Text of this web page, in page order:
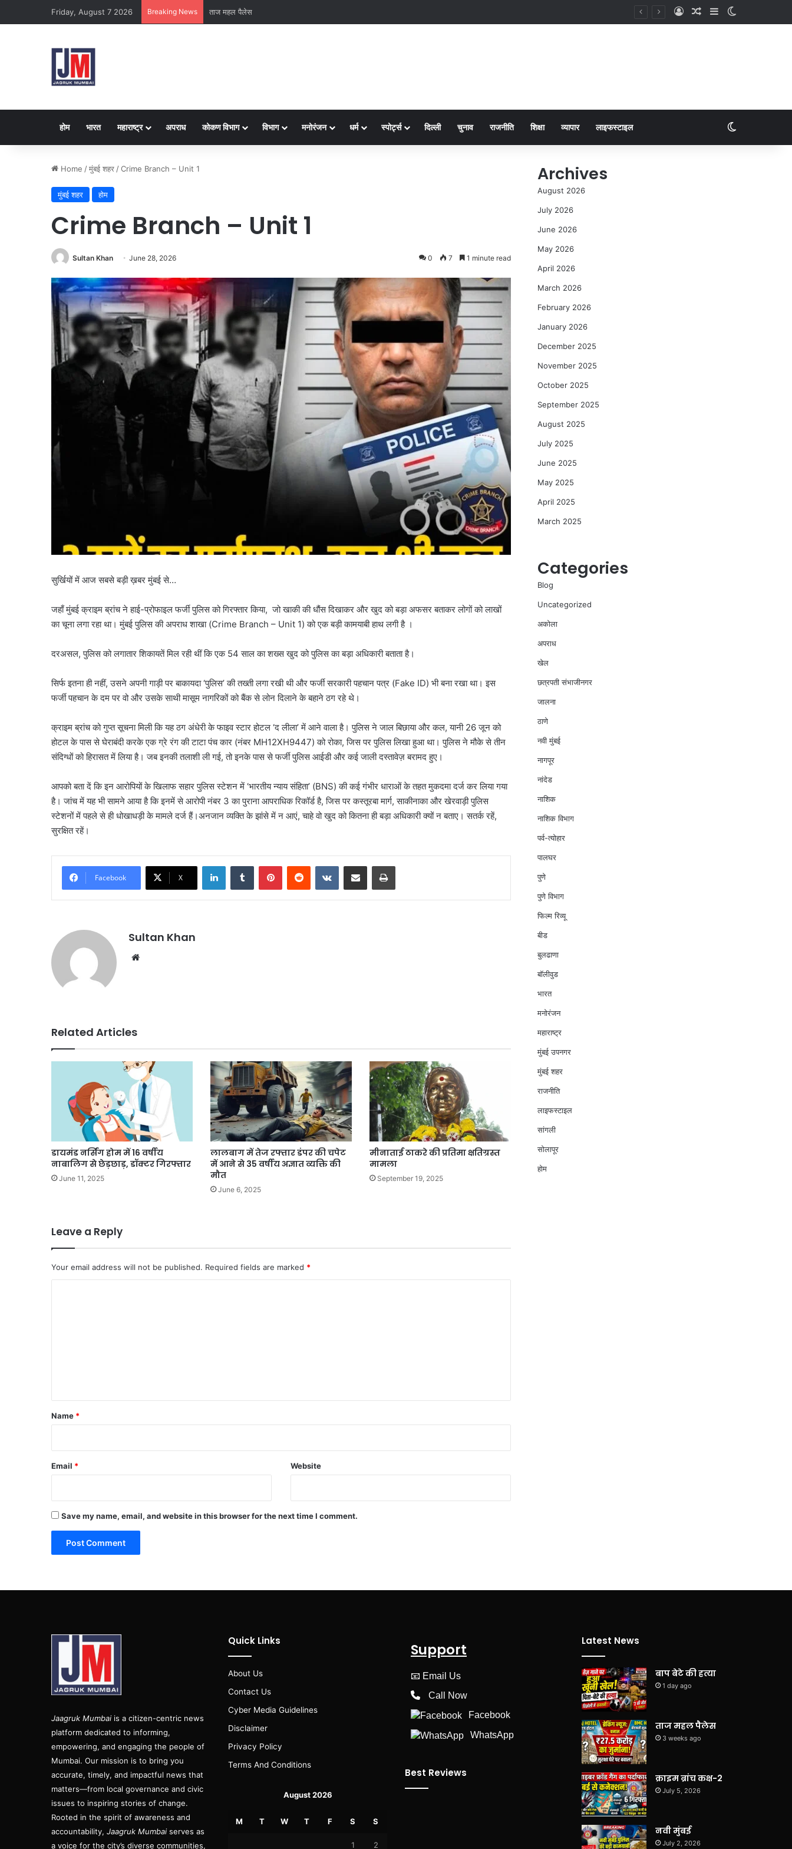
Friday, August 7 2026 Breaking News ताज महल पैलेस
होम भारत महाराष्ट्र अपराध कोकण विभाग विभाग मनोरंजन धर्म स्पोर्ट्स दिल्ली चुनाव राजनीति शिक्षा व्यापार लाइफस्टाइल
Home /मुंबई शहर /Crime Branch – Unit 1
मुंबई शहर होम
Crime Branch – Unit 1
Sultan Khan June 28, 2026 0 7 1 minute read
सुर्खियों में आज सबसे बड़ी ख़बर मुंबई से…
जहाँ मुंबई क्राइम ब्रांच ने हाई-प्रोफाइल फर्जी पुलिस को गिरफ्तार किया, जो खाकी की धौंस दिखाकर और खुद को बड़ा अफसर बताकर लोगों को लाखों
का चूना लगा रहा था। मुंबई पुलिस की अपराध शाखा (Crime Branch – Unit 1) को एक बड़ी कामयाबी हाथ लगी है ।
दरअसल, पुलिस को लगातार शिकायतें मिल रही थीं कि एक 54 साल का शख्स खुद को पुलिस का बड़ा अधिकारी बताता है।
सिर्फ इतना ही नहीं, उसने अपनी गाड़ी पर बाकायदा ‘पुलिस’ की तख्ती लगा रखी थी और फर्जी सरकारी पहचान पत्र (Fake ID) भी बना रखा था। इस
फर्जी पहचान के दम पर वो और उसके साथी मासूम नागरिकों को बैंक से लोन दिलाने के बहाने ठग रहे थे।
क्राइम ब्रांच को गुप्त सूचना मिली कि यह ठग अंधेरी के फाइव स्टार होटल ‘द लीला’ में आने वाला है। पुलिस ने जाल बिछाया और कल, यानी 26 जून को
होटल के पास से घेराबंदी करके एक ग्रे रंग की टाटा पंच कार (नंबर MH12XH9447) को रोका, जिस पर पुलिस लिखा हुआ था। पुलिस ने मौके से तीन
संदिग्धों को हिरासत में लिया है। जब इनकी तलाशी ली गई, तो इनके पास से फर्जी पुलिस आईडी और कई जाली दस्तावेज़ बरामद हुए।
आपको बता दें कि इन आरोपियों के खिलाफ सहार पुलिस स्टेशन में ‘भारतीय न्याय संहिता’ (BNS) की कई गंभीर धाराओं के तहत मुकदमा दर्ज कर लिया गया
है। जांच में यह भी सामने आया है कि इनमें से आरोपी नंबर 3 का पुराना आपराधिक रिकॉर्ड है, जिस पर कस्तूरबा मार्ग, साकीनाका और खेरवाड़ी पुलिस
स्टेशनों में पहले से ही धोखाधड़ी के मामले दर्ज हैं।अनजान व्यक्ति के झांसे में न आएं, चाहे वो खुद को कितना ही बड़ा अधिकारी क्यों न बताए। सतर्क रहें,
सुरक्षित रहें।
Facebook X
Sultan Khan
Related Articles
डायमंड नर्सिंग होम में 16 वर्षीय
नाबालिग से छेड़छाड़, डॉक्टर गिरफ्तार
June 11, 2025
लालबाग में तेज रफ्तार डंपर की चपेट
में आने से 35 वर्षीय अज्ञात व्यक्ति की
मौत
June 6, 2025
मीनाताई ठाकरे की प्रतिमा क्षतिग्रस्त
मामला
September 19, 2025
Leave a Reply
Your email address will not be published. Required fields are marked *
*
Name *
Email * Website
Save my name, email, and website in this browser for the next time I comment.
Archives
August 2026
July 2026
June 2026
May 2026
April 2026
March 2026
February 2026
January 2026
December 2025
November 2025
October 2025
September 2025
August 2025
July 2025
June 2025
May 2025
April 2025
March 2025
Categories
Blog
Uncategorized
अकोला
अपराध
खेल
छत्रपती संभाजीनगर
जालना
ठाणे
नवी मुंबई
नागपूर
नांदेड
नाशिक
नाशिक विभाग
पर्व-त्योहार
पालघर
पुणे
पुणे विभाग
फिल्म रिव्यू
बीड
बुलढाणा
बॉलीवुड
भारत
मनोरंजन
महाराष्ट्र
मुंबई उपनगर
मुंबई शहर
राजनीति
लाइफस्टाइल
सांगली
सोलापूर
होम
Jaagruk Mumbai is a citizen-centric news
platform dedicated to informing,
empowering, and engaging the people of
Mumbai. Our mission is to bring you
accurate, timely, and impactful news that
matters—from local governance and civic
issues to inspiring stories of change.
Rooted in the spirit of awareness and
accountability, Jaagruk Mumbai serves as
a voice for the city’s diverse communities,
Quick Links
About Us
Contact Us
Cyber Media Guidelines
Disclaimer
Privacy Policy
Terms And Conditions
August 2026
M T W T F S S
1 2
Support
📧 Email Us
Call Now
Facebook
WhatsApp
Best Reviews
Latest News
बाप बेटे की हत्या
1 day ago
ताज महल पैलेस
3 weeks ago
क्राइम ब्रांच कक्ष-2
July 5, 2026
नवी मुंबई
July 2, 2026